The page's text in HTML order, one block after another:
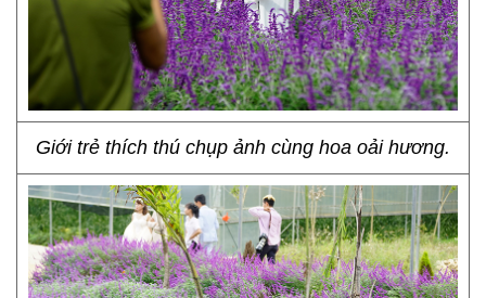
Giới trẻ thích thú chụp ảnh cùng hoa oải hương.